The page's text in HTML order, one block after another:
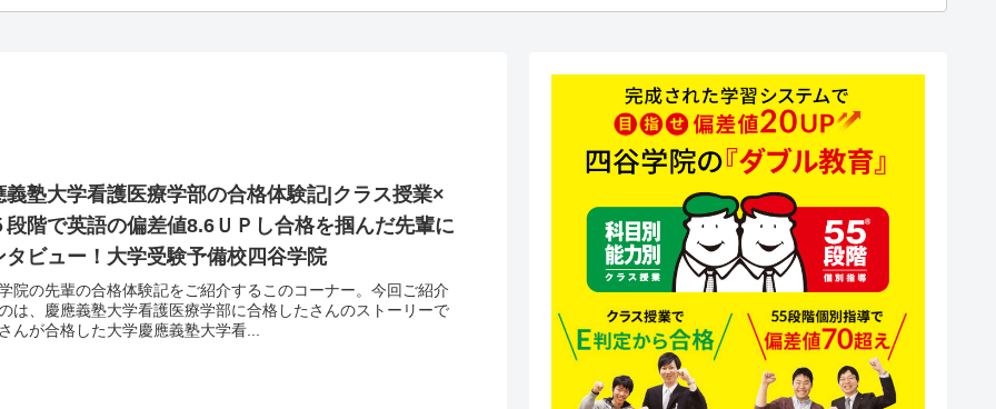
義塾大学看護医療学部の合格体験記|クラス授業×
段階で英語の偏差値8.6ＵＰし合格を掴んだ先輩に
タビュー！大学受験予備校四谷学院
院の先輩の合格体験記をご紹介するこのコーナー。今回ご紹介
は、慶應義塾大学看護医療学部に合格したさんのストーリーで
んが合格した大学慶應義塾大学看...